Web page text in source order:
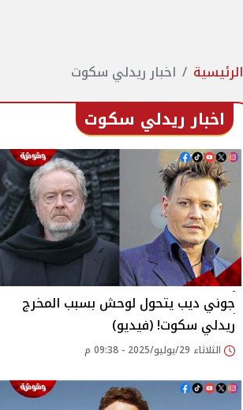
الرئيسية اخبار ريدلي سكوت
اخبار ريدلي سكوت
جوني ديب يتحول لوحش بسبب المخرج
ريدلي سكوت! (فيديو)
الثلاثاء 29/يوليو/2025 - 09:38 م